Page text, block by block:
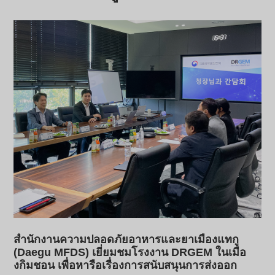
สำนักงานความปลอดภัยอาหารและยาเมืองแทกู
(Daegu MFDS) เยี่ยมชมโรงงาน DRGEM ในเมือ
งกิมชอน เพื่อหารือเรื่องการสนับสนุนการส่งออก